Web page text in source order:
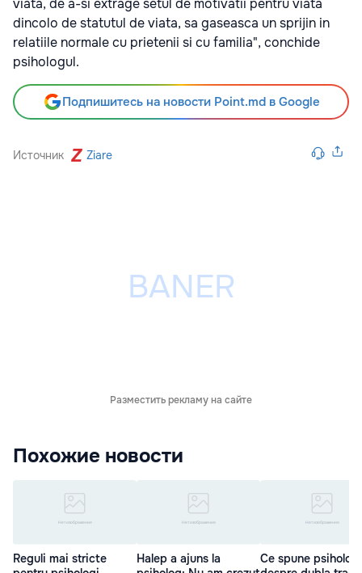
viata, de a-si extrage setul de motivatii pentru viata
dincolo de statutul de viata, sa gaseasca un sprijin in
relatiile normale cu prietenii si cu familia", conchide
psihologul.
Подпишитесь на новости Point.md в Google
Источник Ziare
Разместить рекламу на сайте
Похожие новости
Reguli mai stricte
Halep a ajuns la
Ce spune